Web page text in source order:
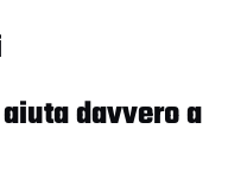
davvero a